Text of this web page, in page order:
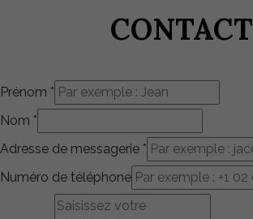
CONTACT
Prénom *
Nom *
Adresse de messagerie *
Numéro de téléphone